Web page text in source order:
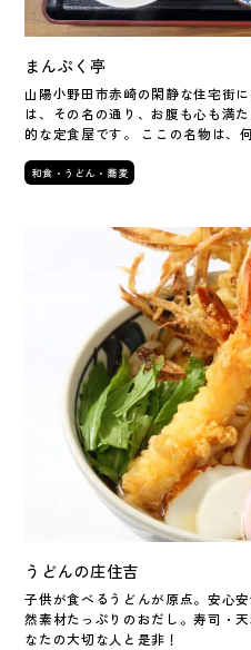
まんぷく亭
山陽小野田市赤崎の閑静な住宅街
は、その名の通り、お腹も心も満
的な定食屋です。 ここの名物は、
和食・うどん・蕎麦
うどんの庄住吉
子供が食べるうどんが原点。安心
然素材たっぷりのおだし。寿司・
なたの大切な人と是非！